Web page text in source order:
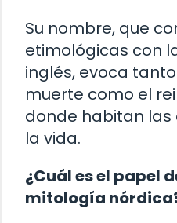
Su nombre, que
etimológicas con
inglés, evoca
muerte como el
donde habitan
la vida.
¿Cuál es el papel
mitología